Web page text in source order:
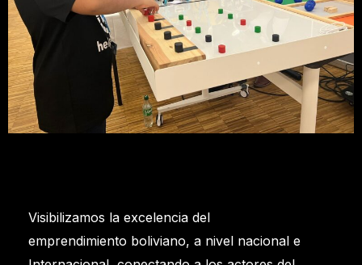
Visibilizamos la excelencia del
emprendimiento boliviano, a nivel nacional e